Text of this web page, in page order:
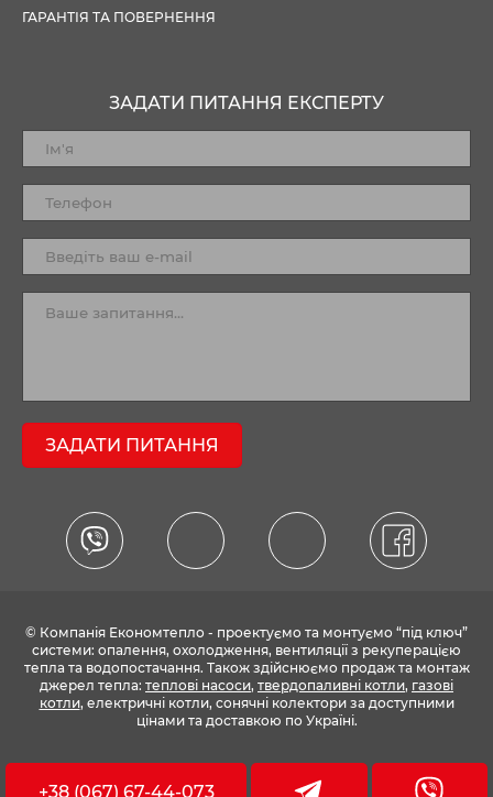
ГАРАНТІЯ ТА ПОВЕРНЕННЯ
ЗАДАТИ ПИТАННЯ ЕКСПЕРТУ
ЗАДАТИ ПИТАННЯ
© Компанія Економтепло - проектуємо та монтуємо “під ключ”
системи: опалення, охолодження, вентиляції з рекуперацією
тепла та водопостачання. Також здійснюємо продаж та монтаж
джерел тепла: теплові насоси, твердопаливні котли, газові
котли, електричні котли, сонячні колектори за доступними
цінами та доставкою по Україні.
+38 (067) 67-44-073